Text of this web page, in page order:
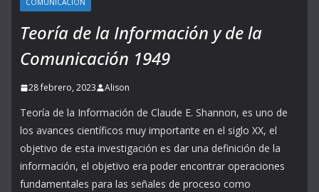
COMUNICACIÓN
Teoría de la Información y de la
Comunicación 1949
28 febrero, 2023 Alison
Teoría de la Información de Claude E. Shannon, es uno de
los avances científicos muy importante en el siglo XX, el
objetivo de esta investigación es dar una definición de la
información, el objetivo era poder encontrar operaciones
fundamentales para las señales de proceso como